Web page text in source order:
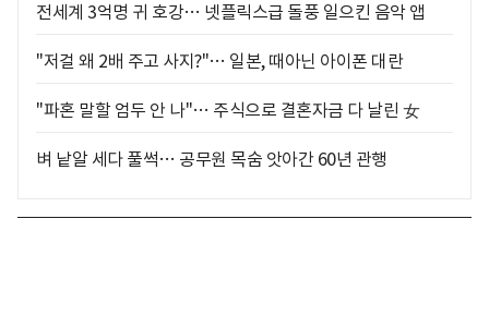
전세계 3억명 귀 호강… 넷플릭스급 돌풍 일으킨 음악 앱
"저걸 왜 2배 주고 사지?"… 일본, 때아닌 아이폰 대란
"파혼 말할 엄두 안 나"… 주식으로 결혼자금 다 날린 女
벼 낱알 세다 풀썩… 공무원 목숨 앗아간 60년 관행